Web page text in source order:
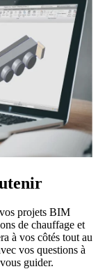
projets BIM
de chauffage et
à vos côtés tout au
vos questions à
guider.